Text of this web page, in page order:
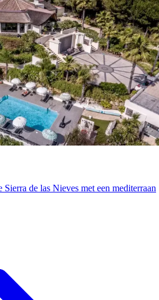
Sierra de las Nieves met een mediterraan